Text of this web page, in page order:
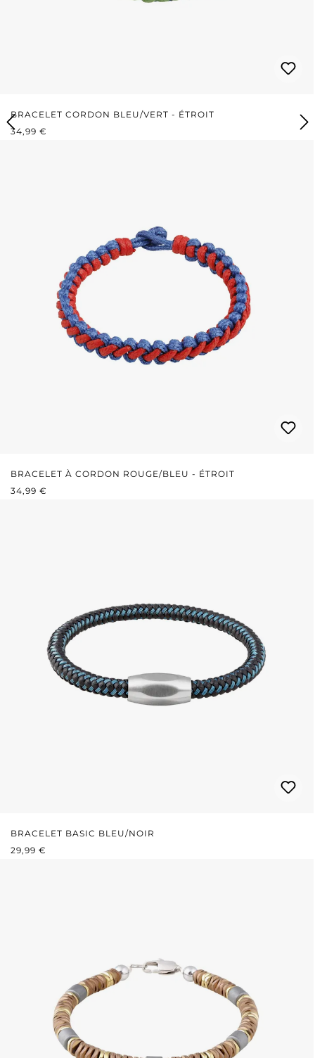
BRACELET CORDON BLEU/VERT - ÉTROIT
PRIX RÉGULIER :
34,99 €
BRACELET À CORDON ROUGE/BLEU - ÉTROIT
PRIX RÉGULIER :
34,99 €
BRACELET BASIC BLEU/NOIR
PRIX RÉGULIER :
29,99 €